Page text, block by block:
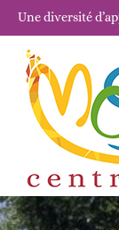
Une diversité